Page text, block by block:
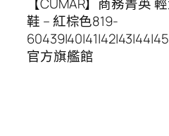
鞋 – 紅棕色819-
官方旗艦館